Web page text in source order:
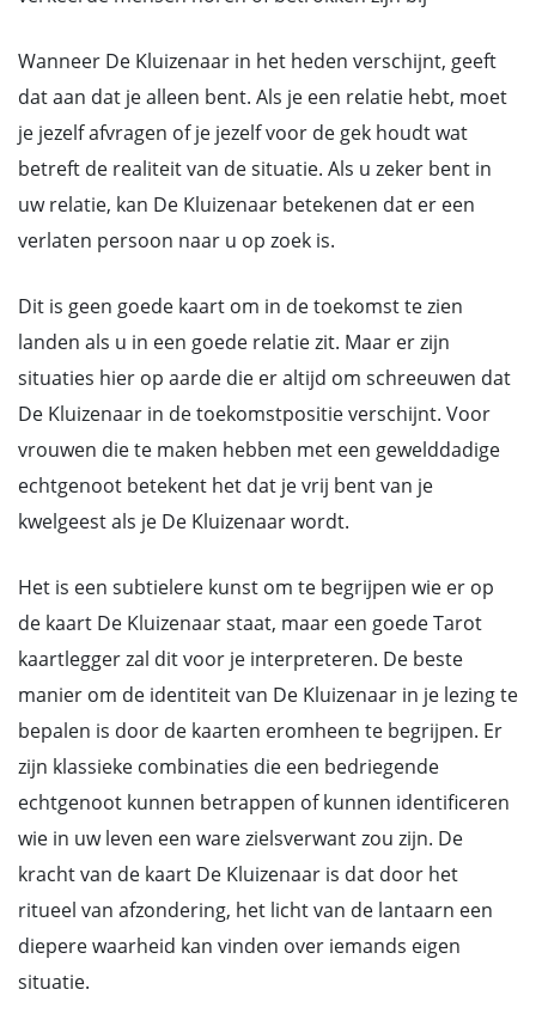
Wanneer De Kluizenaar in het heden verschijnt, geeft
dat aan dat je alleen bent. Als je een relatie hebt, moet
je jezelf afvragen of je jezelf voor de gek houdt wat
betreft de realiteit van de situatie. Als u zeker bent in
uw relatie, kan De Kluizenaar betekenen dat er een
verlaten persoon naar u op zoek is.
Dit is geen goede kaart om in de toekomst te zien
landen als u in een goede relatie zit. Maar er zijn
situaties hier op aarde die er altijd om schreeuwen dat
De Kluizenaar in de toekomstpositie verschijnt. Voor
vrouwen die te maken hebben met een gewelddadige
echtgenoot betekent het dat je vrij bent van je
kwelgeest als je De Kluizenaar wordt.
Het is een subtielere kunst om te begrijpen wie er op
de kaart De Kluizenaar staat, maar een goede Tarot
kaartlegger zal dit voor je interpreteren. De beste
manier om de identiteit van De Kluizenaar in je lezing te
bepalen is door de kaarten eromheen te begrijpen. Er
zijn klassieke combinaties die een bedriegende
echtgenoot kunnen betrappen of kunnen identificeren
wie in uw leven een ware zielsverwant zou zijn. De
kracht van de kaart De Kluizenaar is dat door het
ritueel van afzondering, het licht van de lantaarn een
diepere waarheid kan vinden over iemands eigen
situatie.